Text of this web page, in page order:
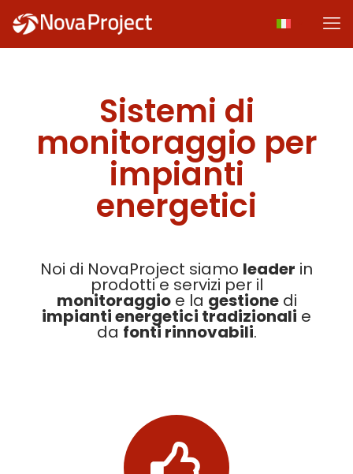
Sistemi di
monitoraggio per
impianti
energetici
Noi di NovaProject siamo leader in
prodotti e servizi per il
monitoraggioe la gestionedi
impianti energetici tradizionali e
da fonti rinnovabili.